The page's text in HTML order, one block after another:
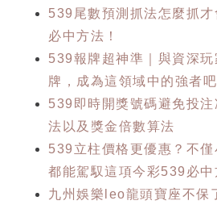
539尾數預測抓法怎麼抓
必中方法！
539報牌超神準｜與資深
牌，成為這領域中的強者吧
539即時開獎號碼避免投
法以及獎金倍數算法
539立柱價格更優惠？不
都能駕馭這項今彩539必中
九州娛樂leo龍頭寶座不保